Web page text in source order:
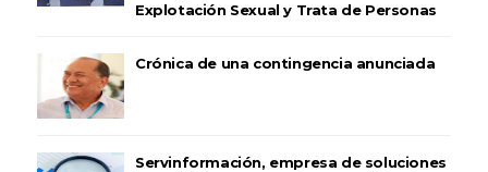
Explotación Sexual y Trata de Personas
Crónica de una contingencia anunciada
Servinformación, empresa de soluciones